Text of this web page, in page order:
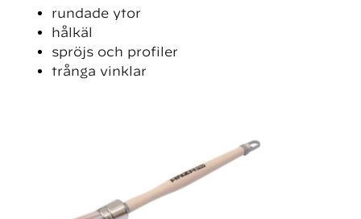
rundade ytor
hålkäl
spröjs och profiler
trånga vinklar